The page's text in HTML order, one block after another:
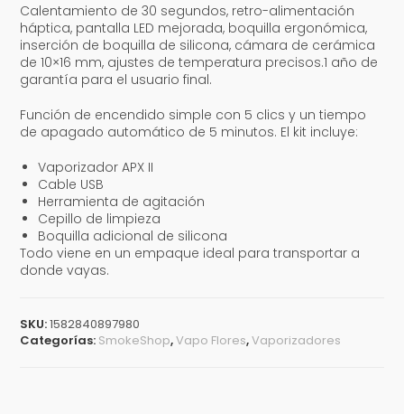
Calentamiento de 30 segundos, retro-alimentación
háptica, pantalla LED mejorada, boquilla ergonómica,
inserción de boquilla de silicona, cámara de cerámica
de 10×16 mm, ajustes de temperatura precisos.1 año de
garantía para el usuario final.
Función de encendido simple con 5 clics y un tiempo
de apagado automático de 5 minutos. El kit incluye:
Vaporizador APX II
Cable USB
Herramienta de agitación
Cepillo de limpieza
Boquilla adicional de silicona
Todo viene en un empaque ideal para transportar a
donde vayas.
SKU:1582840897980
Categorías: SmokeShop,Vapo Flores,Vaporizadores